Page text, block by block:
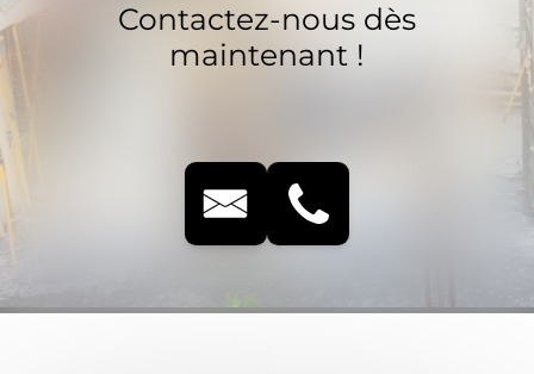
Contactez-nous dès
maintenant !